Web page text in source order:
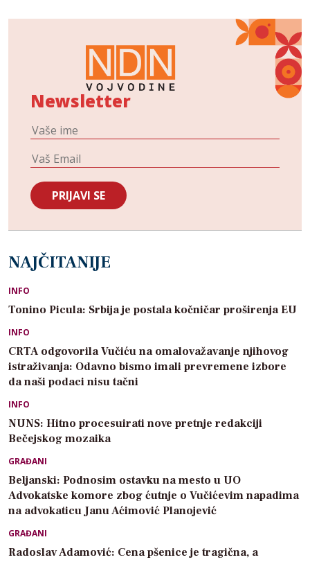
Newsletter
NAJČITANIJE
INFO
Tonino Picula: Srbija je postala kočničar proširenja EU
INFO
CRTA odgovorila Vučiću na omalovažavanje njihovog
istraživanja: Odavno bismo imali prevremene izbore
da naši podaci nisu tačni
INFO
NUNS: Hitno procesuirati nove pretnje redakciji
Bečejskog mozaika
GRAĐANI
Beljanski: Podnosim ostavku na mesto u UO
Advokatske komore zbog ćutnje o Vučićevim napadima
na advokaticu Janu Aćimović Planojević
GRAĐANI
Radoslav Adamović: Cena pšenice je tragična, a